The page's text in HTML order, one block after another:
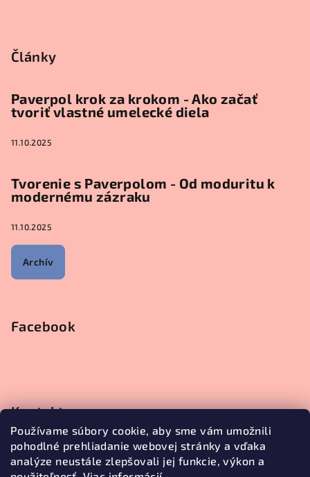
Používame súbory cookie, aby sme vám umožnili
pohodlné prehliadanie webovej stránky a vďaka
analýze neustále zlepšovali jej funkcie, výkon a
Články
Paverpol krok za krokom - Ako začať
tvoriť vlastné umelecké diela
11.10.2025
Tvorenie s Paverpolom - Od moduritu k
modernému zázraku
11.10.2025
Archív
Facebook
Kontakt
objednavky@janetecreative.sk
+421905499957